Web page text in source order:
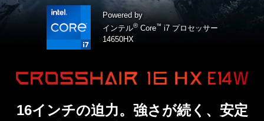
Powered by
インテル®Core™ i7 プロセッサー
14650HX
16インチの迫力。強さが続く、安定